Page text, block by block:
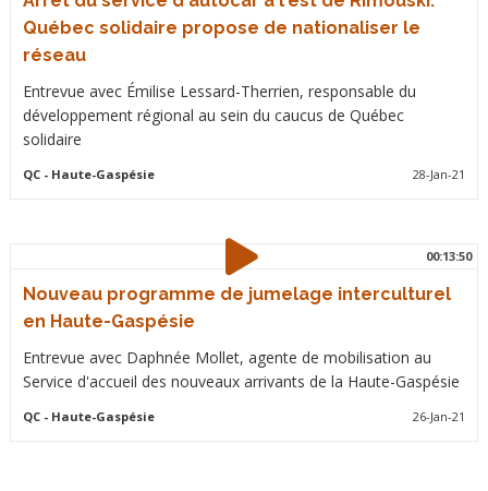
Québec solidaire propose de nationaliser le
réseau
Entrevue avec Émilise Lessard-Therrien, responsable du
développement régional au sein du caucus de Québec
solidaire
QC- Haute-Gaspésie 28-Jan-21
00:13:50
Nouveau programme de jumelage interculturel
en Haute-Gaspésie
Entrevue avec Daphnée Mollet, agente de mobilisation au
Service d'accueil des nouveaux arrivants de la Haute-Gaspésie
QC- Haute-Gaspésie 26-Jan-21